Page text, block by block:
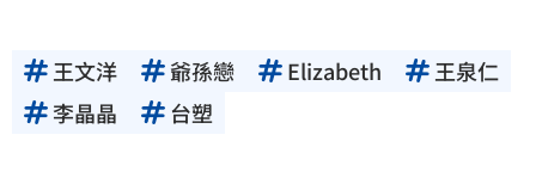
王文洋 爺孫戀 Elizabeth
王泉仁
李晶晶
台塑